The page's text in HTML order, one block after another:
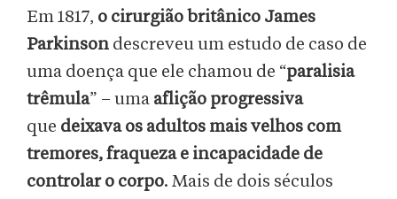
Em 1817, o cirurgião britânico James
Parkinson descreveu um estudo de caso de
uma doença que ele chamou de “paralisia
trêmula” – uma aflição progressiva
que deixava os adultos mais velhos com
tremores, fraqueza e incapacidade de
controlar o corpo. Mais de dois séculos